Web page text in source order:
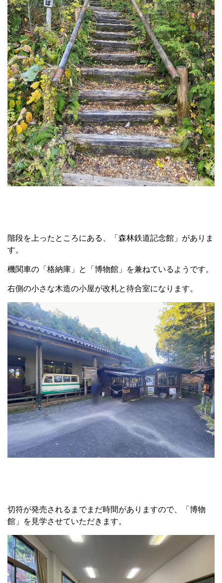
階段を上ったところにある、「森林鉄道記念館」がありま
す。
機関車の「格納庫」と「博物館」を兼ねているようです。
右側の小さな木造の小屋が改札と待合室になります。
切符が発売されるまでまだ時間がありますので、「博物
館」を見学させていただきます。